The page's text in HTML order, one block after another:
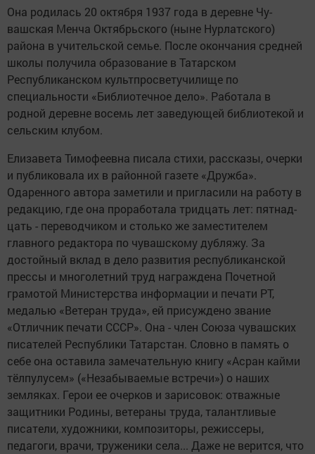
Она родилась 20 октября 1937 года в деревне Чу­
вашская Менча Октябрь­ского (ныне Нурлатского)
района в учительской семье. После окончания средней
школы получи­ла образование в Татарском
Республиканском культпросветучилище по
специальности «Библио­течное дело». Работала в
родной деревне восемь лет заведующей библи­отекой и
сельским клу­бом.
Елизавета Тимофеевна писала стихи, рассказы, очерки
и публиковала их в районной газете «Друж­ба».
Одаренного автора заметили и пригласили на работу в
редакцию, где она проработала тридцать лет: пятнад­
цать - переводчиком и столько же заместителем
главного редактора по чувашскому дубляжу. За
достойный вклад в дело развития республиканс­кой
прессы и многолетний труд награждена Почет­ной
грамотой Министерс­тва информации и печати РТ,
медалью «Ветеран труда», ей присуждено звание
«Отличник печати СССР». Она - член Сою­за чувашских
писателей Республики Татарстан. Словно в память о
себе она оставила замеча­тельную книгу «Асран кайми
тёлпулусем» («Не­забываемые встречи») о наших
земляках. Герои ее очерков и зарисовок: отважные
защитники Ро­дины, ветераны труда, талантливые
писатели, художники, композито­ры, режиссеры,
педагоги, врачи, труженики села... Даже не верится, что